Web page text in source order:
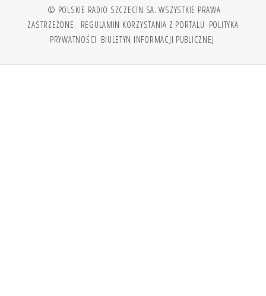
© POLSKIE RADIO SZCZECIN SA. WSZYSTKIE PRAWA
ZASTRZEŻONE. REGULAMIN KORZYSTANIA Z PORTALU POLITYKA
PRYWATNOŚCI BIULETYN INFORMACJI PUBLICZNEJ